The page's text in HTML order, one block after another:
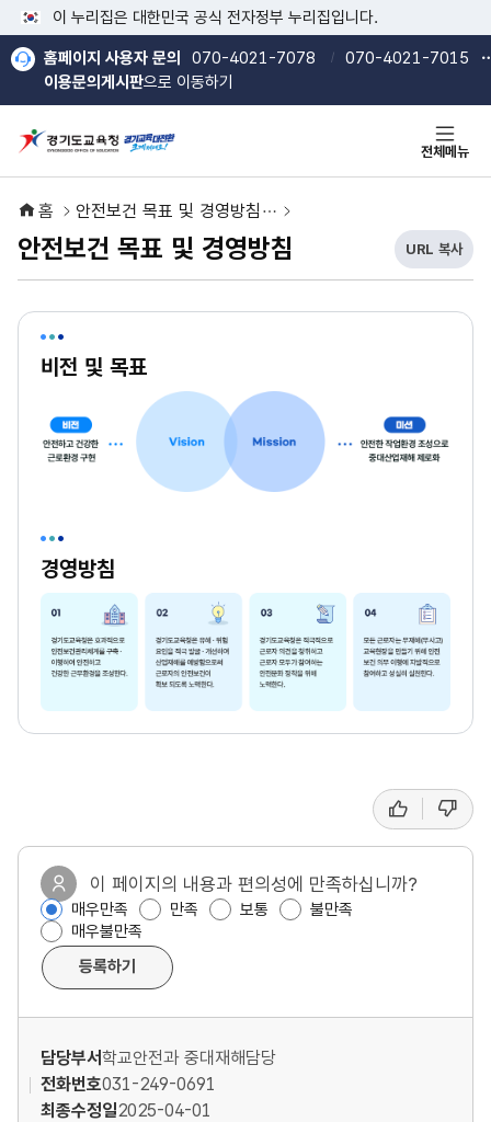
본문 바로가기
메인메뉴 바로가기
이 누리집은 대한민국 공식 전자정부 누리집입니다.
홈페이지 사용자 문의 070-4021-7078
070-4021-7015
이용문의게시판으로 이동하기
전체메뉴
홈 안전보건 목표 및 경영방침
안전보건 목표 및 경영방침
열기
열기
URL 복사
현
재
비전 및 목표
경영방침
호
조
좋
요
싫
어
요
이 페이지의 내용과 편의성에 만족하십니까?
매우만족 만족 보통
불만족
매우불만족
등록하기
담당부서학교안전과 중대재해담당
전화번호031-249-0691
최종수정일2025-04-01